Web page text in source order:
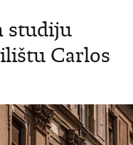
studiju
Carlos